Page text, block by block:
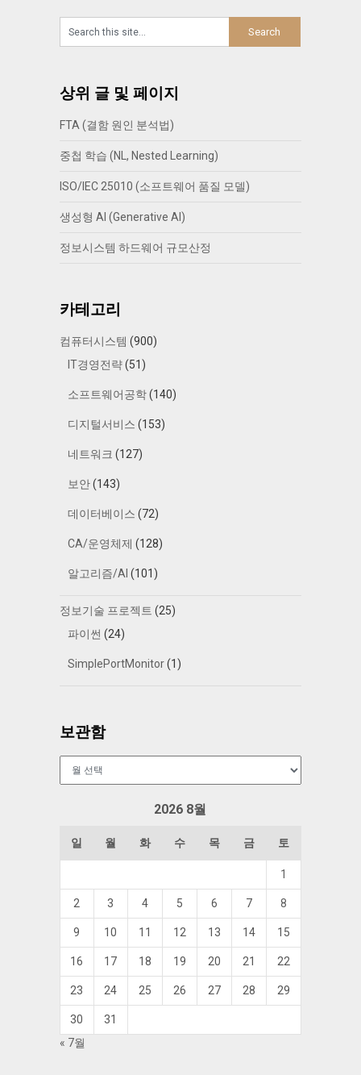
상위 글 및 페이지
FTA (결함 원인 분석법)
중첩 학습 (NL, Nested Learning)
ISO/IEC 25010 (소프트웨어 품질 모델)
생성형 AI (Generative AI)
정보시스템 하드웨어 규모산정
카테고리
컴퓨터시스템 (900)
IT경영전략(51)
소프트웨어공학(140)
디지털서비스 (153)
네트워크 (127)
보안(143)
데이터베이스 (72)
CA/운영체제 (128)
알고리즘/AI (101)
정보기술 프로젝트 (25)
파이썬 (24)
SimplePortMonitor(1)
보관함
2026 8월
일 월 화 수 목 금 토
1
2 3 4 5 6 7 8
9 10 11 12 13 14 15
16 17 18 19 20 21 22
23 24 25 26 27 28 29
30
31
« 7월